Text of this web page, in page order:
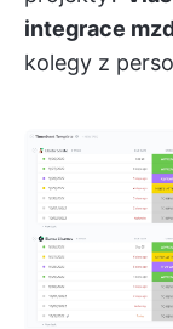
integrace
kolegy z